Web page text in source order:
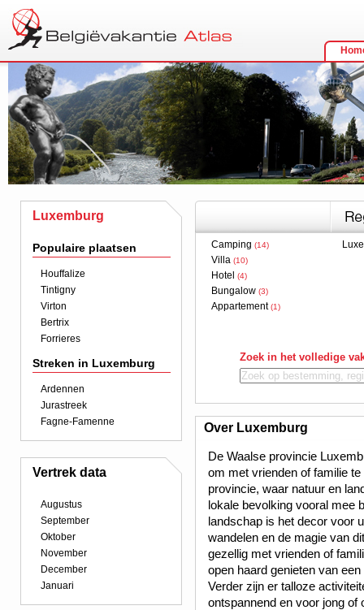
Luxemburg
Populaire plaatsen
Houffalize
Tintigny
Virton
Bertrix
Forrieres
Streken in Luxemburg
Ardennen
Jurastreek
Fagne-Famenne
Vertrek data
Augustus
September
Oktober
November
December
Januari
Camping (14)
Villa (10)
Hotel (4)
Bungalow (3)
Appartement(1)
Zoek in het volledige
Over Luxemburg
De Waalse provincie
om met vrienden of familie
provincie, waar natuur en
lokale bevolking vooral mee
landschap is het decor voor
wandelen en de magie van
gezellig met vrienden of
open haard genieten van
Verder zijn er talloze
ontspannend en voor jong of